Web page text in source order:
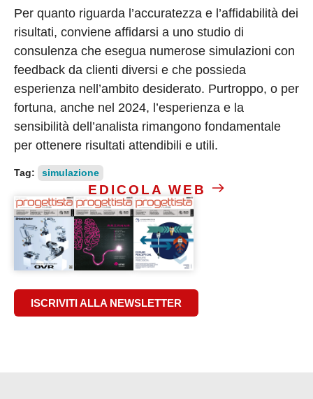
Per quanto riguarda l’accuratezza e l’affidabilità dei
risultati, conviene affidarsi a uno studio di
consulenza che esegua numerose simulazioni con
feedback da clienti diversi e che possieda
esperienza nell’ambito desiderato. Purtroppo, o per
fortuna, anche nel 2024, l’esperienza e la
sensibilità dell’analista rimangono fondamentale
per ottenere risultati attendibili e utili.
Tag: simulazione
EDICOLA WEB
ISCRIVITI ALLA NEWSLETTER